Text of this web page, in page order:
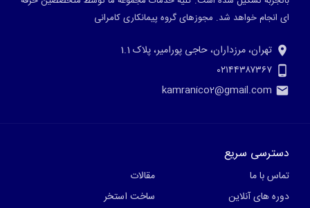
ای انجام خواهد شد. مجوزهای گروه پیمانکاری کامرانی
تهران، مرزداران، حاجی پورامیر، پلاک 1.1
۰۲۱۴۴۳۸۷۳۶۷
kamranico2@gmail.com
دسترسی سریع
تماس با ما
مقالات
دوره های آنلاین
ساخت استخر